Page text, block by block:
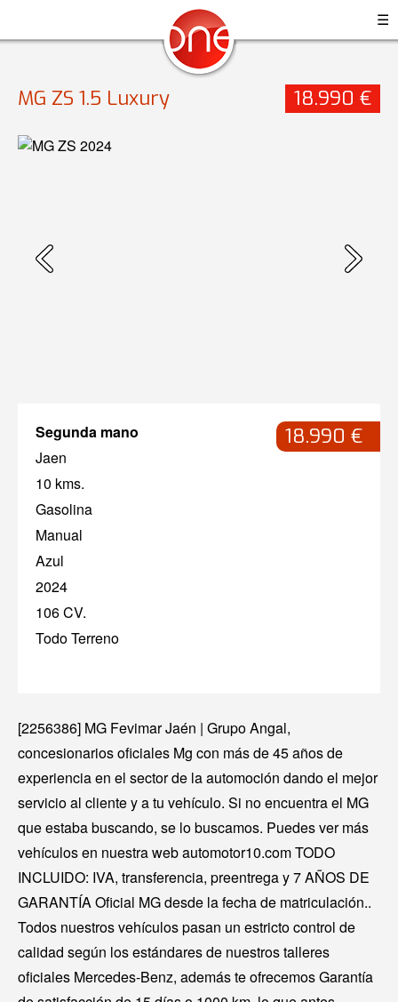
☰
MG ZS 1.5 Luxury 18.990 €
Segunda mano
Jaen
10 kms.
Gasolina
Manual
Azul
2024
106 CV.
Todo Terreno
18.990 €
[2256386] MG Fevimar Jaén | Grupo Angal,
concesionarios oficiales Mg con más de 45 años de
experiencia en el sector de la automoción dando el mejor
servicio al cliente y a tu vehículo. Si no encuentra el MG
que estaba buscando, se lo buscamos. Puedes ver más
vehículos en nuestra web automotor10.com TODO
INCLUIDO: IVA, transferencia, preentrega y 7 AÑOS DE
GARANTÍA Oficial MG desde la fecha de matriculación..
Todos nuestros vehículos pasan un estricto control de
calidad según los estándares de nuestros talleres
oficiales Mercedes-Benz, además te ofrecemos Garantía